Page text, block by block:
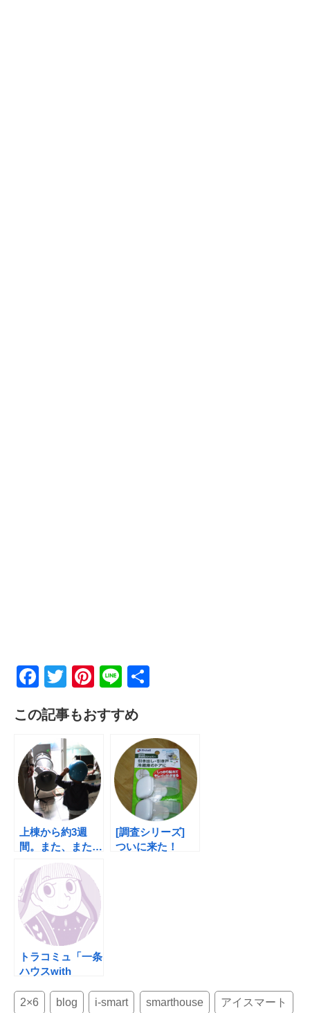
F
c
e
b
o
o
k
T
tt
er
Pi
er
st
Li
e
この記事もおすすめ
上棟から約3週
間。また、また…
[調査シリーズ]
ついに来た！
トラコミュ「一条
ハウスwith
2×6
blog i-smart smarthouse アイスマート